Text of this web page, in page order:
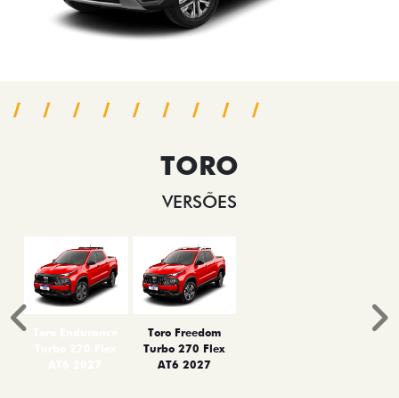
TORO
VERSÕES
Toro Freedom
Turbo 270 Flex
AT6 2027
Anterior